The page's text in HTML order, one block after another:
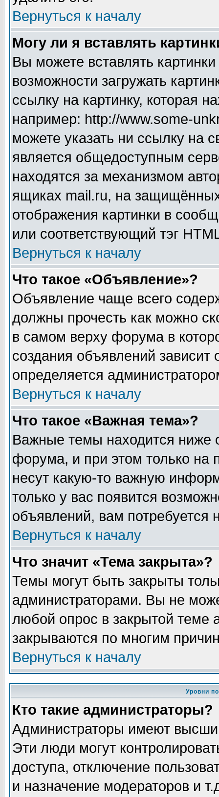
Вернуться к началу
Могу ли я вставлять
Вы можете вставлять
возможности загружать
ссылку на картинку, которая
например: http://www.some-
можете указать ни ссылку на
является общедоступным
находятся за механизмом
ящиках mail.ru, на
отображения картинки в
или соответствующий тэг
Вернуться к началу
Что такое «Объявление»?
Объявление чаще всего
должны прочесть как можно
в самом верху форума в
создания объявлений зависит
определяется
Вернуться к началу
Что такое «Важная тема»?
Важные темы находится ниже
форума, и при этом только на
несут какую-то важную
только у вас появится
объявлений, вам потребуется
Вернуться к началу
Что значит «Тема закрыта»?
Темы могут быть закрыты
администраторами. Вы не
любой опрос в закрытой теме
закрываются по многим
Вернуться к началу
Уровни
Кто такие администраторы?
Администраторы имеют
Эти люди могут
доступа, отключение
и назначение модераторов и